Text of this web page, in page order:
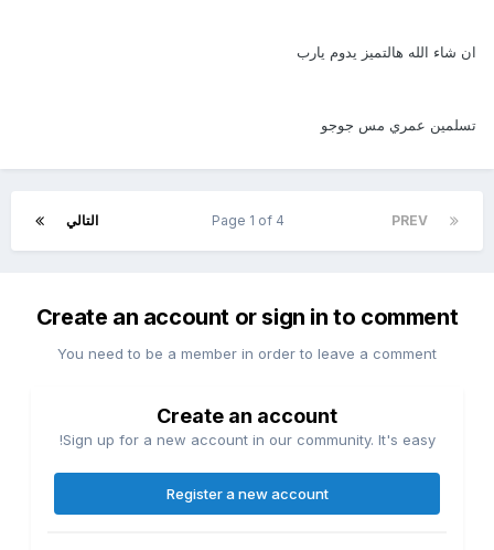
ان شاء الله هالتميز يدوم يارب
تسلمين عمري مس جوجو
PREV التالي Page 1 of 4
Create an account or sign in to comment
You need to be a member in order to leave a comment
Create an account
Sign up for a new account in our community. It's easy!
Register a new account